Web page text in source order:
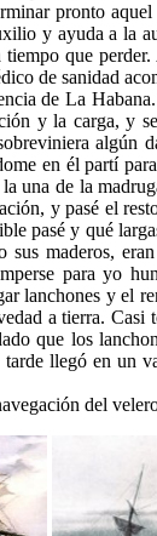
pronto
y ayuda a la
que
de sanidad
de La
y la carga, y
algún
en él partí
una de la
y pasé el
pasé y qué
sus maderos,
para yo
lanchones y el
a tierra. Casi
que los
llegó en un
del